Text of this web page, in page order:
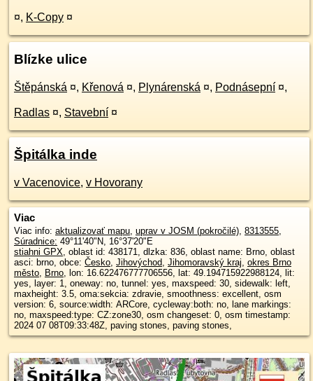
¤, K-Copy ¤
Blízke ulice
Štěpánská ¤, Křenová ¤, Plynárenská ¤, Podnásepní ¤,
Radlas ¤, Stavební ¤
Špitálka inde
v Vacenovice, v Hovorany
Viac
Viac info: aktualizovať mapu, uprav v JOSM (pokročilé), 8313555,
Súradnice: 49°11'40"N, 16°37'20"E
stiahni GPX, oblast id: 438171, dlzka: 836, oblast name: Brno, oblast
asci: brno, obce: Česko, Jihovýchod, Jihomoravský kraj, okres Brno
město, Brno, lon: 16.622476777706556, lat: 49.194715922988124, lit:
yes, layer: 1, oneway: no, tunnel: yes, maxspeed: 30, sidewalk: left,
maxheight: 3.5, oma:sekcia: zdravie, smoothness: excellent, osm
version: 6, source:width: ARCore, cycleway:both: no, lane markings:
no, maxspeed:type: CZ:zone30, osm changeset: 0, osm timestamp:
2024 07 08T09:33:48Z, paving stones, paving stones,